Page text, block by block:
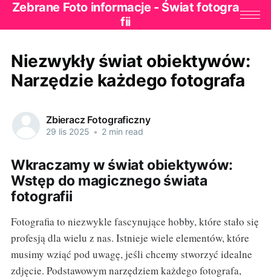
Zebrane Foto informacje - Świat fotogra
fii
Niezwykły świat obiektywów:
Narzędzie każdego fotografa
Zbieracz Fotograficzny
29 lis 2025 • 2 min read
Wkraczamy w świat obiektywów:
Wstęp do magicznego świata
fotografii
Fotografia to niezwykle fascynujące hobby, które stało się
profesją dla wielu z nas. Istnieje wiele elementów, które
musimy wziąć pod uwagę, jeśli chcemy stworzyć idealne
zdjęcie. Podstawowym narzędziem każdego fotografa,